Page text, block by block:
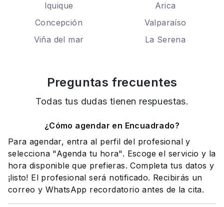
Iquique
Arica
Concepción
Valparaíso
Viña del mar
La Serena
Preguntas frecuentes
Todas tus dudas tienen respuestas.
¿Cómo agendar en Encuadrado?
Para agendar, entra al perfil del profesional y
selecciona "Agenda tu hora". Escoge el servicio y la
hora disponible que prefieras. Completa tus datos y
¡listo! El profesional será notificado. Recibirás un
correo y WhatsApp recordatorio antes de la cita.